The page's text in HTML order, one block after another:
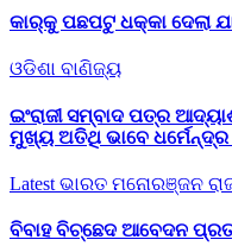
କାର୍‌କୁ ପଛପଟୁ ଧକ୍କା ଦେଲା
ଓଡିଶା ବାଣିଜ୍ୟ
ଇଂରାଜୀ ସମ୍ବାଦ ପତ୍ର
ମୁଖ୍ୟ ଅତିଥି ଭାବେ
Latest ଭାରତ ମନୋରଞ୍ଜନ
ବିବାହ ବିଚ୍ଛେଦ ଆବେଦନ